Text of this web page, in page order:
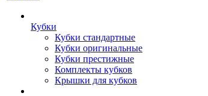
Кубки
Кубки стандартные
Кубки оригинальные
Кубки престижные
Комплекты кубков
Крышки для кубков